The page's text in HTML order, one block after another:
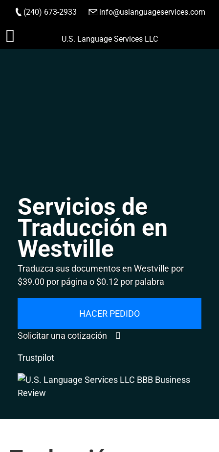
Saltar
(240) 673-2933 info@uslanguageservices.com
HACER PEDIDO
U.S. Language Services LLC
Servicios de
Traducción en
Westville
Traduzca sus documentos en Westville por
$39.00 por página o $0.12 por palabra
HACER PEDIDO
Solicitar una cotización
Trustpilot